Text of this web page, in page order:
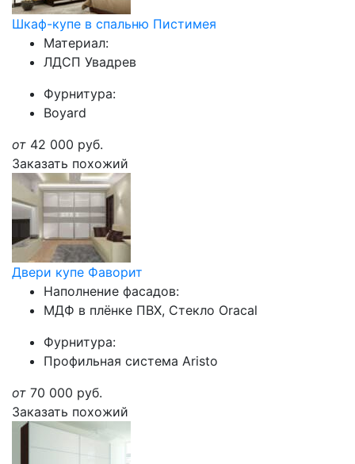
Шкаф-купе в спальню Пистимея
Материал:
ЛДСП Увадрев
Фурнитура:
Boyard
от 42 000 руб.
Заказать похожий
Двери купе Фаворит
Наполнение фасадов:
МДФ в плёнке ПВХ, Стекло Oracal
Фурнитура:
Профильная система Aristo
от 70 000 руб.
Заказать похожий